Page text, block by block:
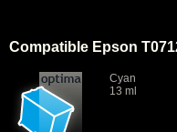
Compatible Epson
Cyan
13 ml